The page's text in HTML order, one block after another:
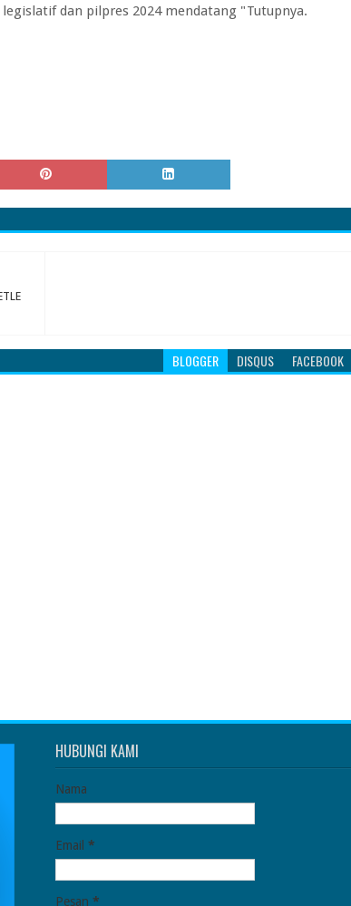
dan pilpres 2024 mendatang "Tutupnya.
BLOGGER DISQUS FACEBOOK
HUBUNGI KAMI
Nama
Email*
Pesan*